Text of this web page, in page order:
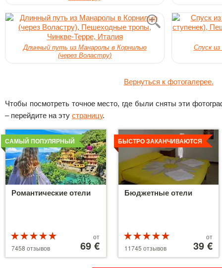
Длинный путь из Манаролы в Корнилью
(через Воластру)
Спуск
Вернуться к фотогалерее.
Чтобы посмотреть точное место, где были сняты эти
– перейдите на эту страницу.
Романтические отели
САМЫЙ ПОПУЛЯРНЫЙ
5 из 5
7458 отзывов
от
69 €
Детальнее
Бюджетные отели
БЫСТРО ЗАКАНЧИВАЮТСЯ
5 из 5
11745 отзывов 110 €
от
39 €
Детальнее